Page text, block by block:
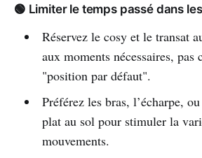
🟢 Limiter le temps passé dans
Réservez le cosy et le transat
aux moments nécessaires, pas
"position par défaut".
Préférez les bras, l’écharpe,
plat au sol pour stimuler la
mouvements.